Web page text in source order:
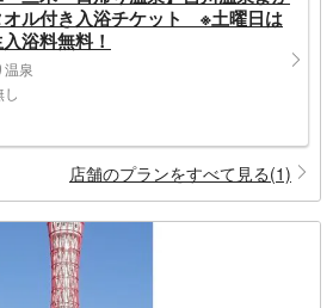
オル付き入浴チケット ※土曜日は
浴料無料！
温泉
店舗のプランをすべて見る(1)